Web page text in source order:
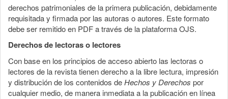
derechos patrimoniales de la primera publicación, debidamente
requisitada y firmada por las autoras o autores. Este formato
debe ser remitido en PDF a través de la plataforma OJS.
Derechos de lectoras o lectores
Con base en los principios de acceso abierto las lectoras o
lectores de la revista tienen derecho a la libre lectura, impresión
y distribución de los contenidos deHechos y Derechos por
cualquier medio, de manera inmediata a la publicación en línea